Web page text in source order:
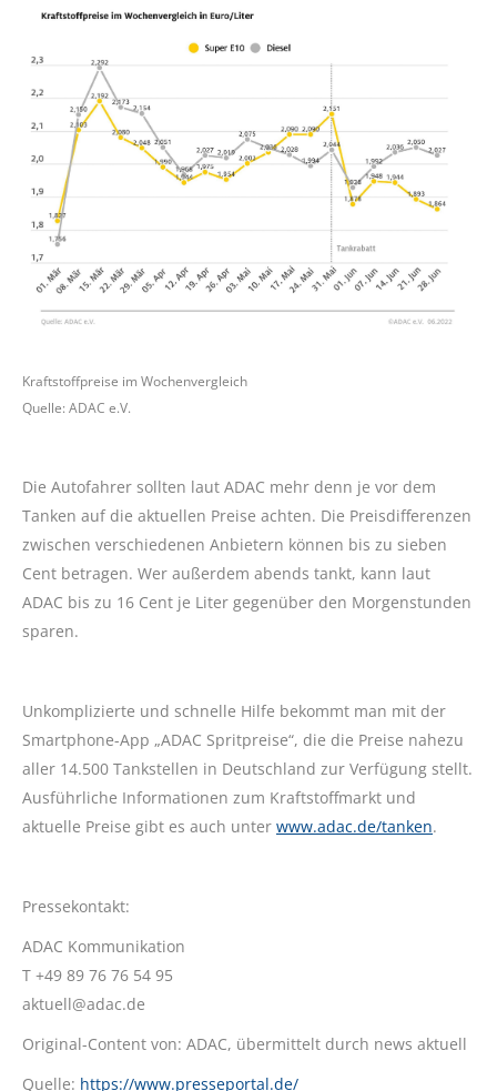
Kraftstoffpreise im Wochenvergleich
Quelle: ADAC e.V.
Die Autofahrer sollten laut ADAC mehr denn je vor dem
Tanken auf die aktuellen Preise achten. Die Preisdifferenzen
zwischen verschiedenen Anbietern können bis zu sieben
Cent betragen. Wer außerdem abends tankt, kann laut
ADAC bis zu 16 Cent je Liter gegenüber den Morgenstunden
sparen.
Unkomplizierte und schnelle Hilfe bekommt man mit der
Smartphone-App „ADAC Spritpreise“, die die Preise nahezu
aller 14.500 Tankstellen in Deutschland zur Verfügung stellt.
Ausführliche Informationen zum Kraftstoffmarkt und
aktuelle Preise gibt es auch unter www.adac.de/tanken.
Pressekontakt:
ADAC Kommunikation
T +49 89 76 76 54 95
aktuell@adac.de
Original-Content von: ADAC, übermittelt durch news aktuell
Quelle: https://www.presseportal.de/